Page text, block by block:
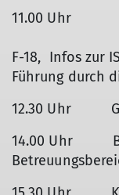
11.00 Uhr
F-18, Infos zur
Führung durch
12.30 Uhr
14.00 Uhr